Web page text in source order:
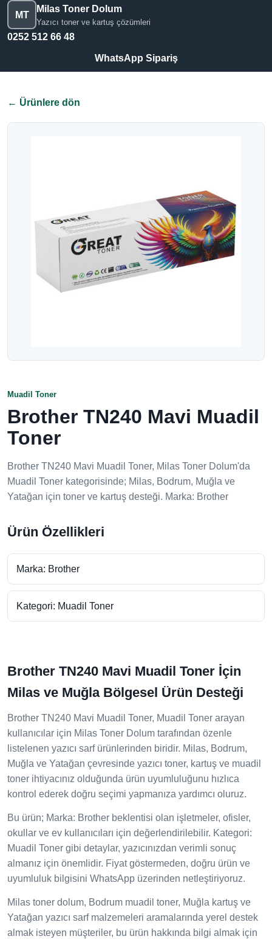
MT
Milas Toner Dolum
Yazıcı toner ve kartuş çözümleri
0252 512 66 48
WhatsApp Sipariş
← Ürünlere dön
Muadil Toner
Brother TN240 Mavi Muadil
Toner
Brother TN240 Mavi Muadil Toner, Milas Toner Dolum'da
Muadil Toner kategorisinde; Milas, Bodrum, Muğla ve
Yatağan için toner ve kartuş desteği. Marka: Brother
Ürün Özellikleri
Marka: Brother
Kategori: Muadil Toner
Brother TN240 Mavi Muadil Toner İçin
Milas ve Muğla Bölgesel Ürün Desteği
Brother TN240 Mavi Muadil Toner, Muadil Toner arayan
kullanıcılar için Milas Toner Dolum tarafından özenle
listelenen yazıcı sarf ürünlerinden biridir. Milas, Bodrum,
Muğla ve Yatağan çevresinde yazıcı toner, kartuş ve muadil
toner ihtiyacınız olduğunda ürün uyumluluğunu hızlıca
kontrol ederek doğru seçimi yapmanıza yardımcı oluruz.
Bu ürün; Marka: Brother beklentisi olan işletmeler, ofisler,
okullar ve ev kullanıcıları için değerlendirilebilir. Kategori:
Muadil Toner gibi detaylar, yazıcınızdan verimli sonuç
almanız için önemlidir. Fiyat göstermeden, doğru ürün ve
uyumluluk bilgisini WhatsApp üzerinden netleştiriyoruz.
Milas toner dolum, Bodrum muadil toner, Muğla kartuş ve
Yatağan yazıcı sarf malzemeleri aramalarında yerel destek
almak isteyen müşteriler, bu ürün hakkında bilgi almak için